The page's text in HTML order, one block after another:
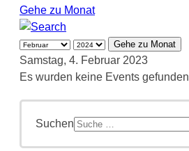
Gehe zu Monat
Gehe zu Monat
Samstag, 4. Februar 2023
Es wurden keine Events gefunden
Suchen